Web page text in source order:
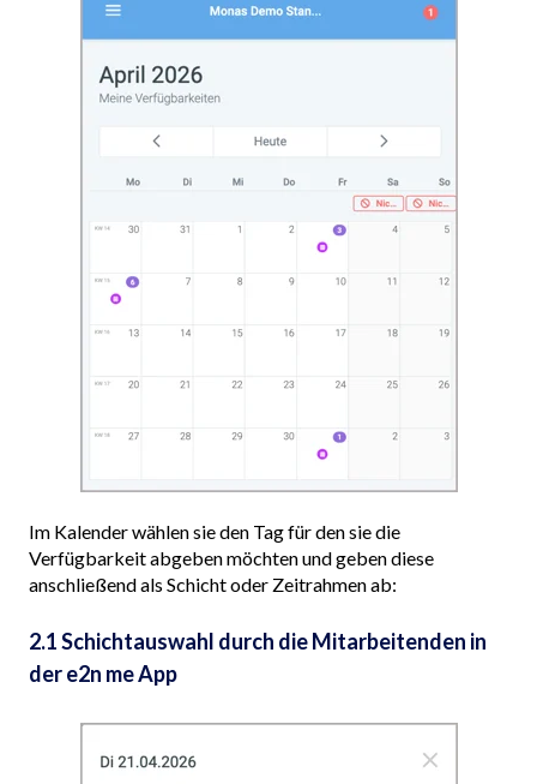
Im Kalender wählen sie den Tag für den sie die
Verfügbarkeit abgeben möchten und geben diese
anschließend als Schicht oder Zeitrahmen ab:
2.1 Schichtauswahl durch die Mitarbeitenden in
der e2n me App